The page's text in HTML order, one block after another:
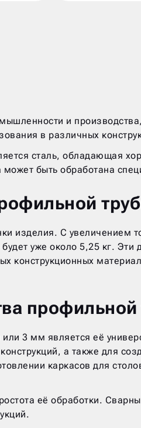
и
в различных
сталь, обладающая
может быть обработана
изделия. С
уже около 5,25 кг.
конструкционных
профильной
3 мм является её
а также для
каркасов для
её обработки.